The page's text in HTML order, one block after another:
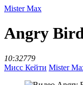
Mister Max
Angry
10:32779
Мисс Кейти Mister